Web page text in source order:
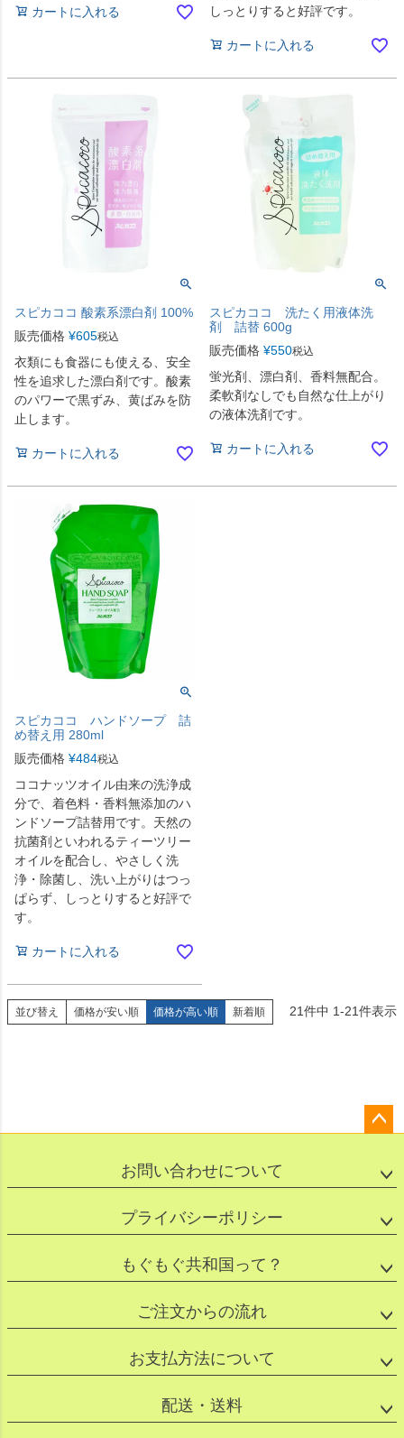
カートに入れる
しっとりすると好評です。
カートに入れる
スピカココ 酸素系漂白剤 100%
販売価格 ¥605税込
衣類にも食器にも使える、安全
性を追求した漂白剤です。酸素
のパワーで黒ずみ、黄ばみを防
止します。
カートに入れる
スピカココ 洗たく用液体洗
剤 詰替 600g
販売価格 ¥550税込
蛍光剤、漂白剤、香料無配合。
柔軟剤なしでも自然な仕上がり
の液体洗剤です。
カートに入れる
スピカココ ハンドソープ 詰
め替え用 280ml
販売価格 ¥484税込
ココナッツオイル由来の洗浄成
分で、着色料・香料無添加のハ
ンドソープ詰替用です。天然の
抗菌剤といわれるティーツリー
オイルを配合し、やさしく洗
浄・除菌し、洗い上がりはつっ
ぱらず、しっとりすると好評で
す。
カートに入れる
並び替え 価格が安い順 価格が高い順 新着順 21件中 1-21件表示
ップ
お問い合わせについて
プライバシーポリシー
もぐもぐ共和国って？
ご注文からの流れ
お支払方法について
配送・送料